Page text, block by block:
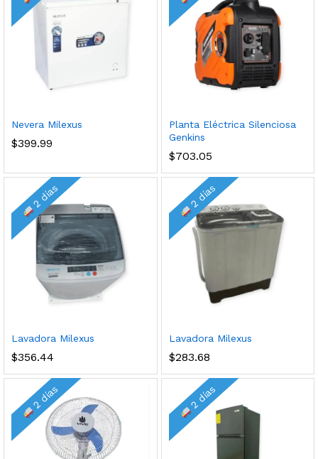
Nevera Milexus
$399.99
Planta Eléctrica Silenciosa
Genkins
$703.05
2 días
Lavadora Milexus
$356.44
2 días
Lavadora Milexus
$283.68
2 días 2 días